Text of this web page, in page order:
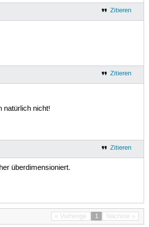
Zitieren
Zitieren
natürlich nicht!
Zitieren
überdimensioniert.
« Vorherige 1 Nächste »